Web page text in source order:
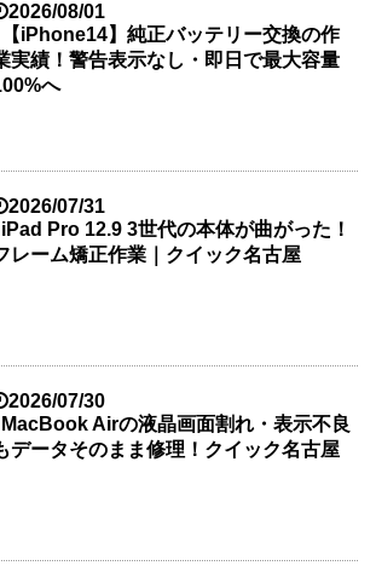
2026/08/01
【iPhone14】純正バッテリー交換の作
実績！警告表示なし・即日で最大容量
へ
2026/07/31
iPad Pro 12.9 3世代の本体が曲がった！
レーム矯正作業｜クイック名古屋
2026/07/30
MacBook Airの液晶画面割れ・表示不良
データそのまま修理！クイック名古屋